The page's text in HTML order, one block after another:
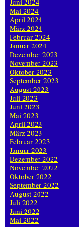
Juni 2024
Mai 2024
April 2024
März 2024
Februar 2024
Januar 2024
Dezember 2023
November 2023
Oktober 2023
September 2023
August 2023
Juli 2023
Juni 2023
Mai 2023
April 2023
März 2023
Februar 2023
Januar 2023
Dezember 2022
November 2022
Oktober 2022
September 2022
August 2022
Juli 2022
Juni 2022
Mai 2022